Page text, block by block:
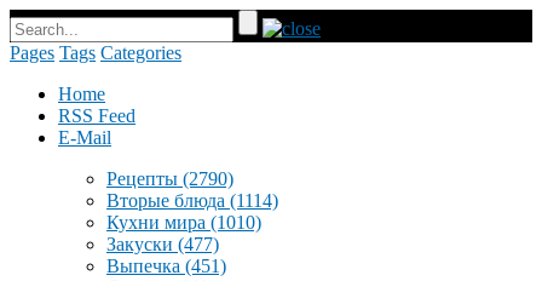
Pages Tags Categories
Home
RSS Feed
E-Mail
Рецепты (2790)
Вторые блюда (1114)
Кухни мира (1010)
Закуски (477)
Выпечка (451)